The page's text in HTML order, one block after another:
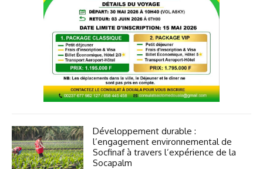
Développement durable :
l’engagement environnemental de
Socfinaf à travers l’expérience de la
Socapalm